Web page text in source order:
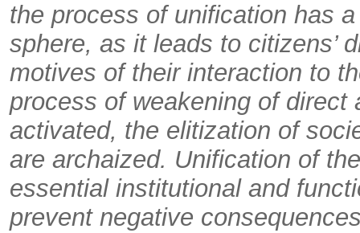
the process of unification has
sphere, as it leads to citizens’
motives of their interaction to
process of weakening of
activated, the elitization of
are archaized. Unification of
essential institutional and
prevent negative